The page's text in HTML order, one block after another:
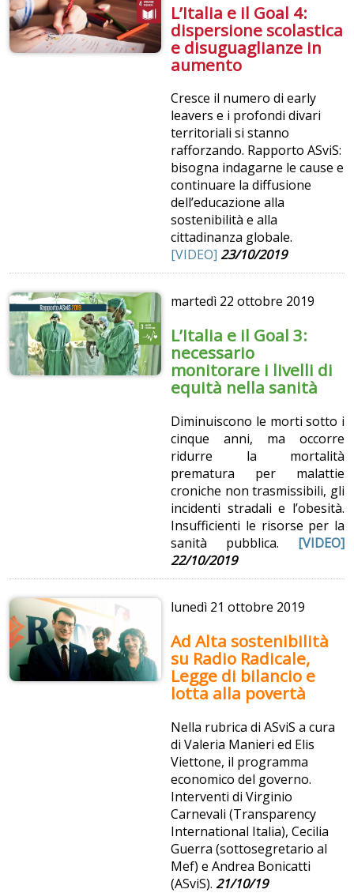
L’Italia e il Goal 4:
dispersione scolastica
e disuguaglianze in
aumento
Cresce il numero di early
leavers e i profondi divari
territoriali si stanno
rafforzando. Rapporto ASviS:
bisogna indagarne le cause e
continuare la diffusione
dell’educazione alla
sostenibilità e alla
cittadinanza globale.
[VIDEO] 23/10/2019
martedì 22 ottobre 2019
L’Italia e il Goal 3:
necessario
monitorare i livelli di
equità nella sanità
Diminuiscono le morti sotto i
cinque anni, ma occorre
ridurre la mortalità
prematura per malattie
croniche non trasmissibili, gli
incidenti stradali e l’obesità.
Insufficienti le risorse per la
sanità pubblica. [VIDEO]
22/10/2019
lunedì 21 ottobre 2019
Ad Alta sostenibilità
su Radio Radicale,
Legge di bilancio e
lotta alla povertà
Nella rubrica di ASviS a cura
di Valeria Manieri ed Elis
Viettone, il programma
economico del governo.
Interventi di Virginio
Carnevali (Transparency
International Italia), Cecilia
Guerra (sottosegretario al
Mef) e Andrea Bonicatti
(ASviS). 21/10/19